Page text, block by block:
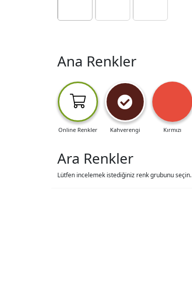
Ana Renkler
Online Renkler Kahverengi Kırmızı
Ara Renkler
Lütfen incelemek istediğiniz renk grubunu seçin.